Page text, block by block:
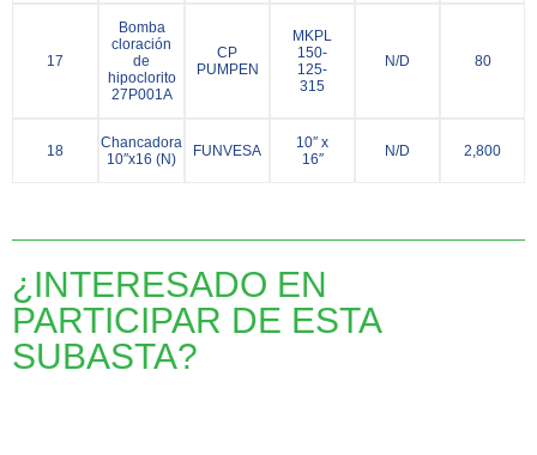
17
Bomba
cloración
de
hipoclorito
27P001A
CP
PUMPEN
MKPL
150-
125-
315
N/D 80
18
Chancadora
10″x16 (N)
FUNVESA
10″ x
16″
N/D 2,800
¿INTERESADO EN
PARTICIPAR DE ESTA
SUBASTA?